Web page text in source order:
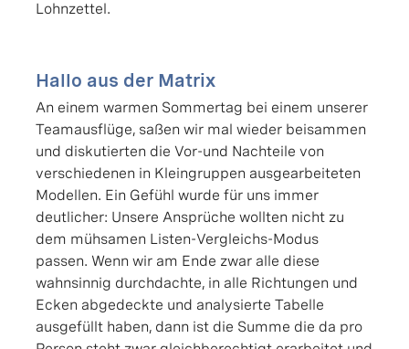
Lohnzettel.
Hallo aus der Matrix
An einem warmen Sommertag bei einem unserer
Teamausflüge, saßen wir mal wieder beisammen
und diskutierten die Vor-und Nachteile von
verschiedenen in Kleingruppen ausgearbeiteten
Modellen. Ein Gefühl wurde für uns immer
deutlicher: Unsere Ansprüche wollten nicht zu
dem mühsamen Listen-Vergleichs-Modus
passen. Wenn wir am Ende zwar alle diese
wahnsinnig durchdachte, in alle Richtungen und
Ecken abgedeckte und analysierte Tabelle
ausgefüllt haben, dann ist die Summe die da pro